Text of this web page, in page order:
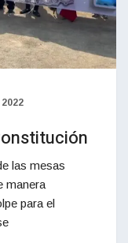
las mesas
manera
para el